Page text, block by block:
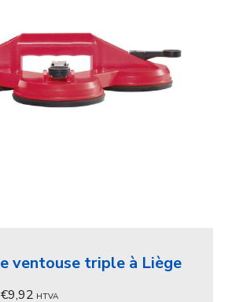
ventouse triple à Liège
9,92 HTVA